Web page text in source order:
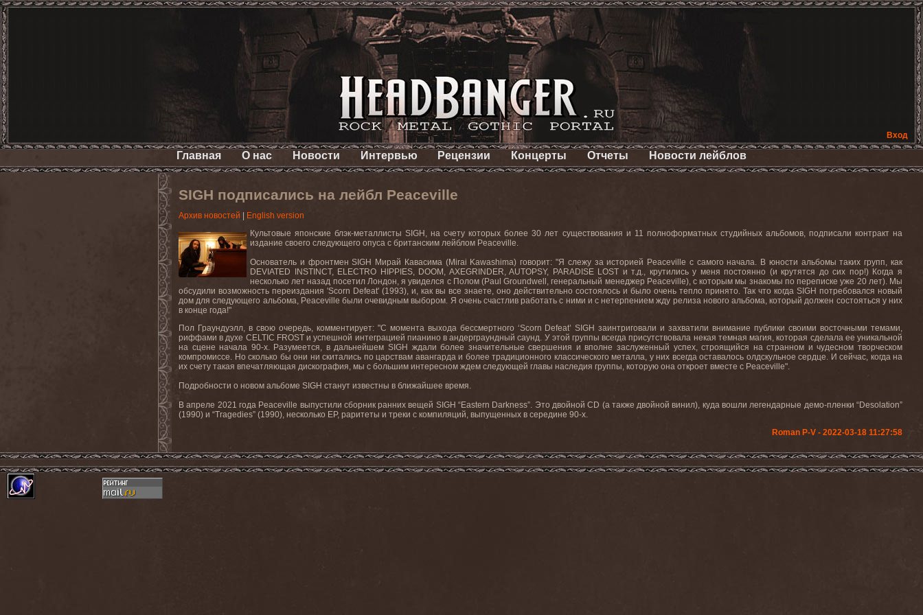
Вход
Главная О нас Новости Интервью Рецензии Концерты Отчеты Новости лейблов
SIGH подписались на лейбл Peaceville
Архив новостей
English version
Культовые японские блэк-металлисты SIGH, на счету которых более 30 лет существования и 11 полноформатных студийных альбомов, подписали контракт на
издание своего следующего опуса с британским лейблом Peaceville.
Основатель и фронтмен SIGH Мирай Каваcима (Mirai Kawashima) говорит: "Я слежу за историей Peaceville с самого начала. В юности альбомы таких групп, как
DEVIATED INSTINCT, ELECTRO HIPPIES, DOOM, AXEGRINDER, AUTOPSY, PARADISE LOST и т.д., крутились у меня постоянно (и крутятся до сих пор!) Когда я
несколько лет назад посетил Лондон, я увиделся с Полом (Paul Groundwell, генеральный менеджер Peaceville), с которым мы знакомы по переписке уже 20 лет). Мы
обсудили возможность переиздания 'Scorn Defeat' (1993), и, как вы все знаете, оно действительно состоялось и было очень тепло принято. Так что когда SIGH потребовался новый
дом для следующего альбома, Peaceville были очевидным выбором. Я очень счастлив работать с ними и с нетерпением жду релиза нового альбома, который должен состояться у них
в конце года!"
Пол Граундуэлл, в свою очередь, комментирует: "С момента выхода бессмертного ‘Scorn Defeat’ SIGH заинтриговали и захватили внимание публики своими восточными темами,
риффами в духе CELTIC FROST и успешной интеграцией пианино в андерграундный саунд. У этой группы всегда присутствовала некая темная магия, которая сделала ее уникальной
на сцене начала 90-х. Разумеется, в дальнейшем SIGH ждали более значительные свершения и вполне заслуженный успех, строящийся на странном и чудесном творческом
компромиссе. Но сколько бы они ни скитались по царствам авангарда и более традиционного классического металла, у них всегда оставалось олдскульное сердце. И сейчас, когда на
их счету такая впечатляющая дискография, мы с большим интересном ждем следующей главы наследия группы, которую она откроет вместе с Peaceville".
Подробности о новом альбоме SIGH станут известны в ближайшее время.
В апреле 2021 года Peaceville выпустили сборник ранних вещей SIGH “Eastern Darkness”. Это двойной CD (а также двойной винил), куда вошли легендарные демо-пленки “Desolation”
(1990) и “Tragedies” (1990), несколько EP, раритеты и треки с компиляций, выпущенных в середине 90-х.
Roman P-V - 2022-03-18 11:27:58